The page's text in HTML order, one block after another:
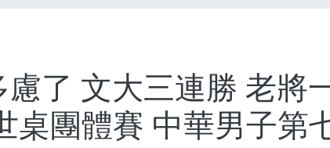
了 文大三連勝 老將
桌團體賽 中華男子第